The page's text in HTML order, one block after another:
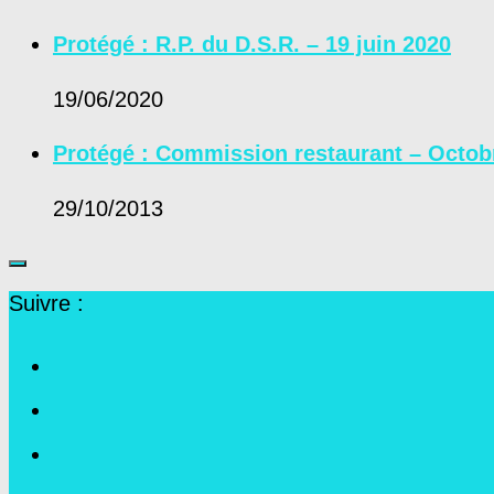
Protégé : R.P. du D.S.R. – 19 juin 2020
19/06/2020
Protégé : Commission restaurant –
29/10/2013
Suivre :